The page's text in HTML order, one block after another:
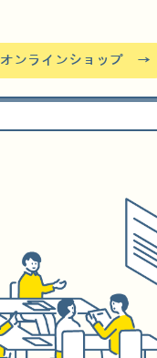
オンラインショップ →